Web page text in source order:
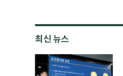
최신 뉴스